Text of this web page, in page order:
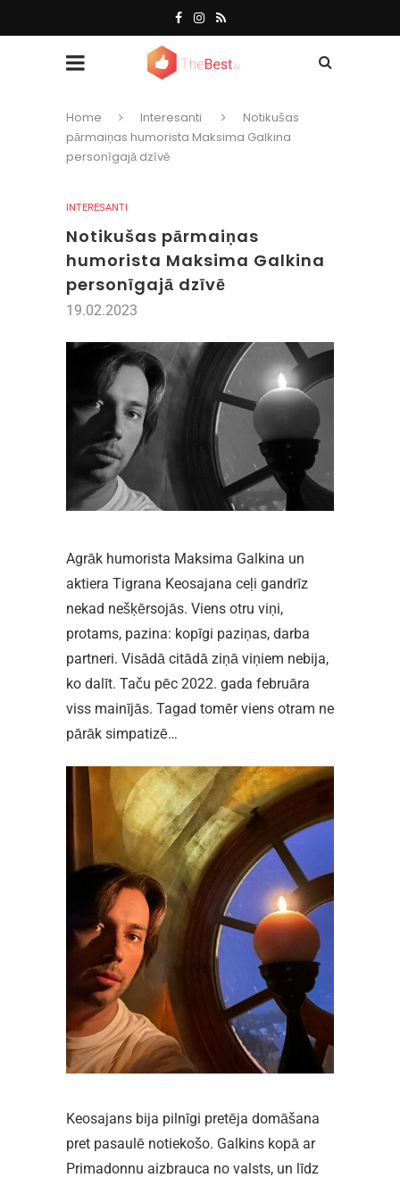
Home Interesanti
Notikušas
pārmaiņas humorista Maksima Galkina
personīgajā dzīvē
INTERESANTI
Notikušas pārmaiņas
humorista Maksima Galkina
personīgajā dzīvē
19.02.2023
Agrāk humorista Maksima Galkina un
aktiera Tigrana Keosajana ceļi gandrīz
nekad nešķērsojās. Viens otru viņi,
protams, pazina: kopīgi paziņas, darba
partneri. Visādā citādā ziņā viņiem nebija,
ko dalīt. Taču pēc 2022. gada februāra
viss mainījās. Tagad tomēr viens otram ne
pārāk simpatizē…
Keosajans bija pilnīgi pretēja domāšana
pret pasaulē notiekošo. Galkins kopā ar
Primadonnu aizbrauca no valsts, un līdz